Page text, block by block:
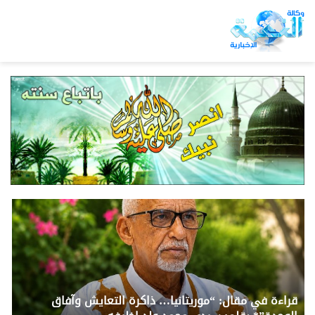
قراءة في مقال: “موريتانيا… ذاكرة التعايش وآفاق